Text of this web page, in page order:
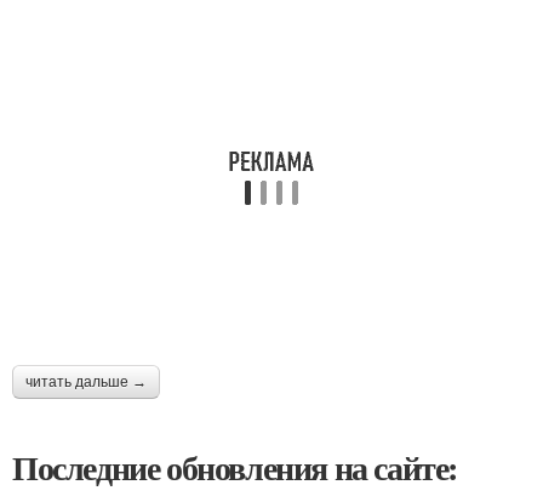
читать дальше →
Последние обновления на сайте: